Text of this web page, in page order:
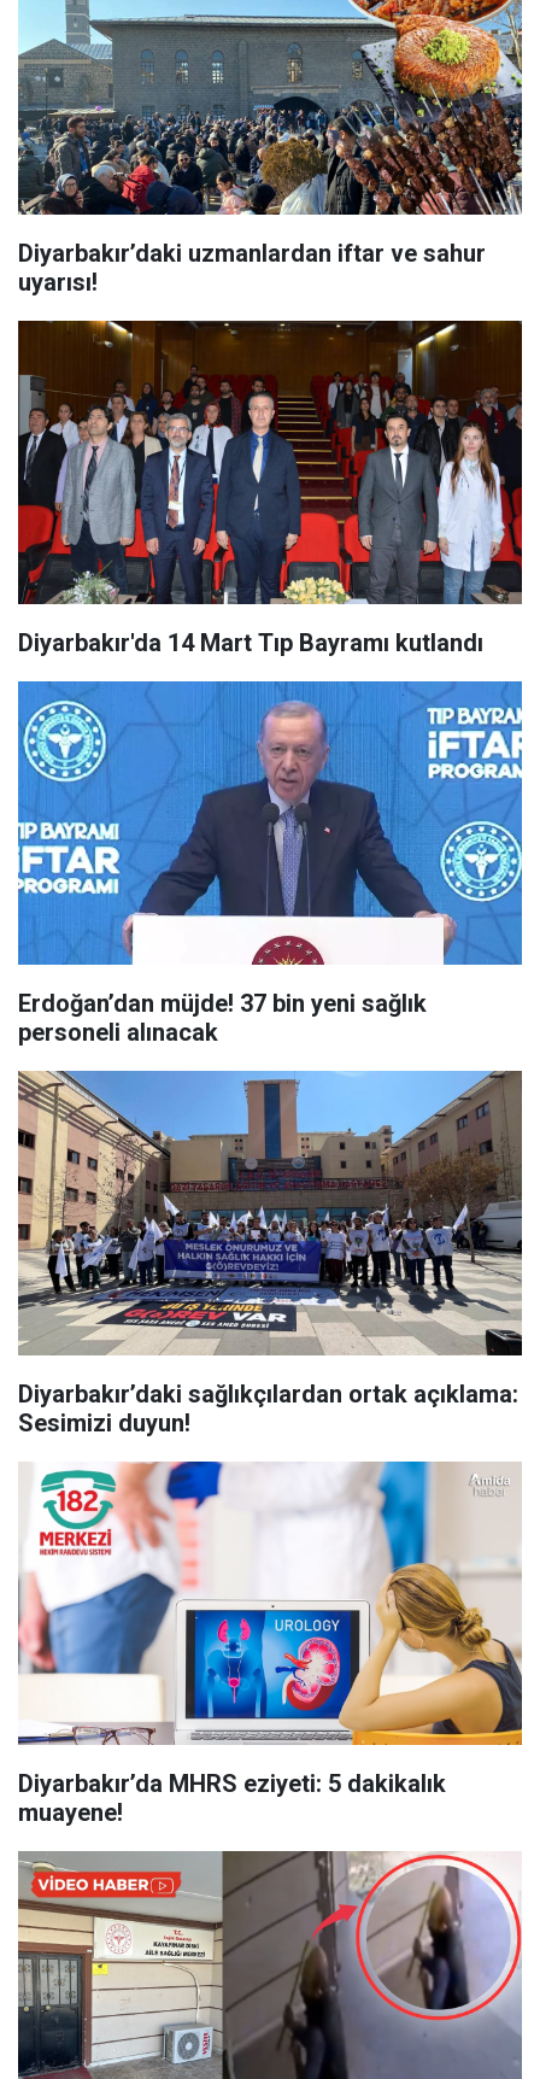
Diyarbakır’daki uzmanlardan iftar ve sahur
uyarısı!
Diyarbakır'da 14 Mart Tıp Bayramı kutlandı
Erdoğan’dan müjde! 37 bin yeni sağlık
personeli alınacak
Diyarbakır’daki sağlıkçılardan ortak açıklama:
Sesimizi duyun!
Diyarbakır’da MHRS eziyeti: 5 dakikalık
muayene!